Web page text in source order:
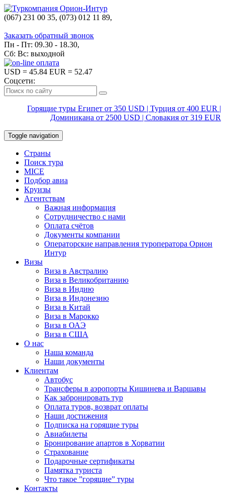
(067) 231 00 35, (073) 012 11 89,
Заказать обратный звонок
Пн - Пт: 09.30 - 18.30,
Сб: Вс: выходной
USD = 45.84 EUR = 52.47
Соцсети:
Горящие туры Египет от 350 USD | Турция от 400 EUR |
Доминикана от 2500 USD | Словакия от 319 EUR
Toggle navigation
Страны
Поиск тура
MICE
Подбор авиа
Круизы
Агентствам
Важная информация
Сотрудничество с нами
Оплата счётов
Документы компании
Операторские направления туроператора Орион
Интур
Визы
Виза в Австралию
Виза в Великобританию
Виза в Индию
Виза в Индонезию
Виза в Китай
Виза в Марокко
Виза в ОАЭ
Виза в США
О нас
Наша команда
Наши документы
Клиентам
Автобус
Трансферы в аэропорты Кишинева и Варшавы
Как забронировать тур
Оплата туров, возврат оплаты
Наши достижения
Подписка на горящие туры
Авиабилеты
Бронирование апартов в Хорватии
Страхование
Подарочные сертификаты
Памятка туриста
Что такое ”горящие” туры
Контакты